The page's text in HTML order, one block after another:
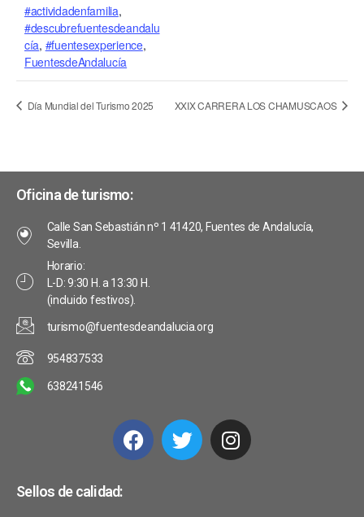
#actividadenfamilia,
#descubrefuentesdeandalu
cía, #fuentesexperience,
FuentesdeAndalucía
Día Mundial del Turismo 2025 XXIX CARRERA LOS CHAMUSCAOS
Oficina de turismo:
Calle San Sebastián nº 1 41420, Fuentes de Andalucía,
Sevilla.
Horario:
L-D: 9:30 H. a 13:30 H.
(incluido festivos).
turismo@fuentesdeandalucia.org
954837533
638241546
Sellos de calidad: